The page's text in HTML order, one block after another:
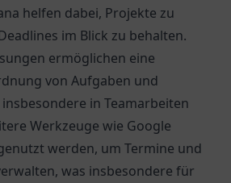
helfen dabei, Projekte zu
im Blick zu behalten.
ermöglichen eine
von Aufgaben und
in Teamarbeiten
Werkzeuge wie Google
werden, um Termine und
was insbesondere für